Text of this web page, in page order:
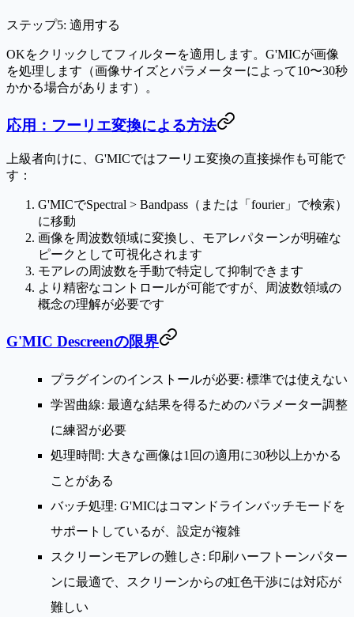
ステップ5: 適用する
OKをクリックしてフィルターを適用します。G'MICが画像
を処理します（画像サイズとパラメーターによって10〜30秒
かかる場合があります）。
応用：フーリエ変換による方法
上級者向けに、G'MICではフーリエ変換の直接操作も可能で
す：
G'MICでSpectral > Bandpass （または「fourier」で検索）
に移動
画像を周波数領域に変換し、モアレパターンが明確な
ピークとして可視化されます
モアレの周波数を手動で特定して抑制できます
より精密なコントロールが可能ですが、周波数領域の
概念の理解が必要です
G'MIC Descreenの限界
プラグインのインストールが必要: 標準では使えない
学習曲線: 最適な結果を得るためのパラメーター調整
に練習が必要
処理時間: 大きな画像は1回の適用に30秒以上かかる
ことがある
バッチ処理: G'MICはコマンドラインバッチモードを
サポートしているが、設定が複雑
スクリーンモアレの難しさ : 印刷ハーフトーンパター
ンに最適で、スクリーンからの虹色干渉には対応が
難しい